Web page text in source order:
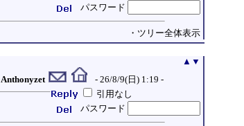
パスワード
・ツリー全体表示
▲ ▼
Anthonyzet
- 26/8/9(日) 1:19 -
引用なし
パスワード